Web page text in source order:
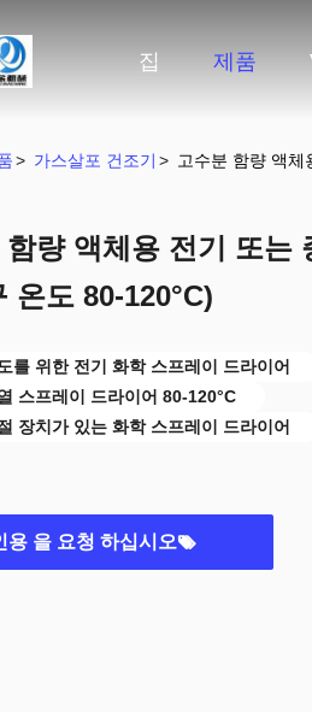
집 제품
> 가스살포 건조기 > 고수분 함량 액
량 액체용 전기 또는
온도 80-120°C)
를 위한 전기 화학 스프레이 드라이어
스프레이 드라이어 80-120°C
장치가 있는 화학 스프레이 드라이어
용 을 요청 하십시오